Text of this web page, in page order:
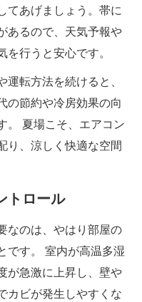
てあげましょう。帯に
あるので、天気予報や
行うと安心です。
運転方法を続けると、
の節約や冷房効果の向
。 夏場こそ、エアコン
り、涼しく快適な空間
トロール
なのは、やはり部屋の
です。 室内が高温多湿
が急激に上昇し、壁や
カビが発生しやすくな